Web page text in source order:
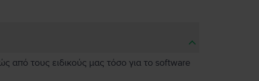
από τους ειδικούς μας τόσο για το software